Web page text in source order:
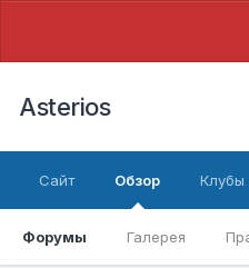
Asterios
Сайт Обзор
Форумы Галерея
Клубы